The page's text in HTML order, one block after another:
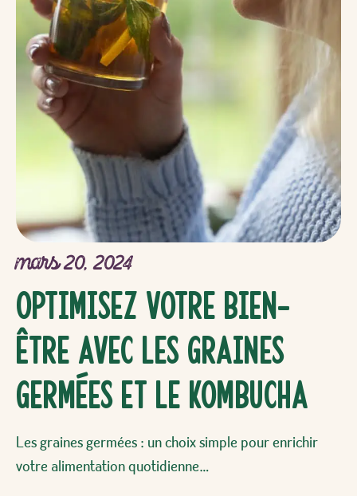
mars 20, 2024
Optimisez votre bien-
être avec les graines
germées et le kombucha
Les graines germées : un choix simple pour enrichir
votre alimentation quotidienne…